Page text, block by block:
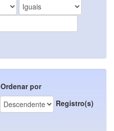
Ordenar por
Registro(s)